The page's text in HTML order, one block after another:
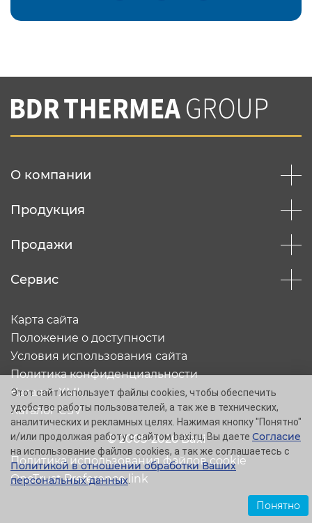
Подтвердить e-mail
Вы соглашаетесь с нашей политикой
конфеденциальности
О компании
Продукция
Продажи
Сервис
© 2005-2026 Baxi
Карта сайта
Положение о доступности
Условия использования сайта
Политика конфиденциальности
Каталог XML
Каталог CSV
Политика использования файлов cookie
OneTrust Preference link
Этот сайт использует файлы cookies, чтобы обеспечить
удобство работы пользователей, а так же в технических,
аналитических и рекламных целях. Нажимая кнопку "Понятно"
и/или продолжая работу с сайтом baxi.ru, Вы даете Согласие
на использование файлов cookies, а так же соглашаетесь с
Политикой в отношении обработки Ваших
персональных данных.
Понятно